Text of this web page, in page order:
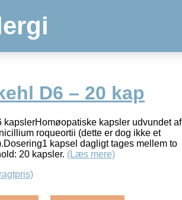
D6 – 20 kap
kapslerHomøopatiske kapsler udvundet af
roqueortii (dette er dog ikke et
kapsel dagligt tages mellem to
20 kapsler. (Læs mere)